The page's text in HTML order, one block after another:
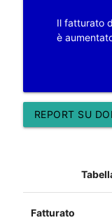
Il fatturato
è
REPORT SU
Fatturato